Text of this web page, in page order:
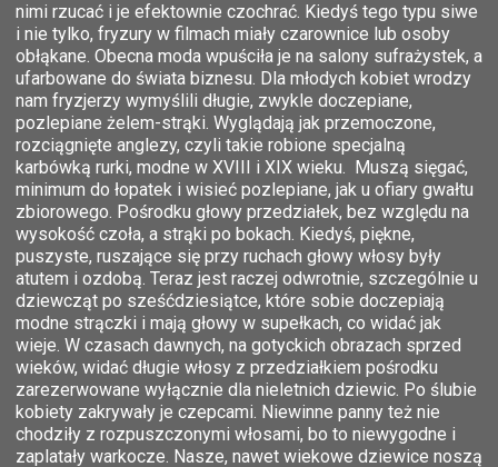
nimi rzucać i je efektownie czochrać. Kiedyś tego typu siwe
i nie tylko, fryzury w filmach miały czarownice lub osoby
obłąkane. Obecna moda wpuściła je na salony sufrażystek, a
ufarbowane do świata biznesu. Dla młodych kobiet wrodzy
nam fryzjerzy wymyślili długie, zwykle doczepiane,
pozlepiane żelem-strąki. Wyglądają jak przemoczone,
rozciągnięte anglezy, czyli takie robione specjalną
karbówką rurki, modne w XVIII i XIX wieku. Muszą sięgać,
minimum do łopatek i wisieć pozlepiane, jak u ofiary gwałtu
zbiorowego. Pośrodku głowy przedziałek, bez względu na
wysokość czoła, a strąki po bokach. Kiedyś, piękne,
puszyste, ruszające się przy ruchach głowy włosy były
atutem i ozdobą. Teraz jest raczej odwrotnie, szczególnie u
dziewcząt po sześćdziesiątce, które sobie doczepiają
modne strączki i mają głowy w supełkach, co widać jak
wieje. W czasach dawnych, na gotyckich obrazach sprzed
wieków, widać długie włosy z przedziałkiem pośrodku
zarezerwowane wyłącznie dla nieletnich dziewic. Po ślubie
kobiety zakrywały je czepcami. Niewinne panny też nie
chodziły z rozpuszczonymi włosami, bo to niewygodne i
zaplatały warkocze. Nasze, nawet wiekowe dziewice noszą